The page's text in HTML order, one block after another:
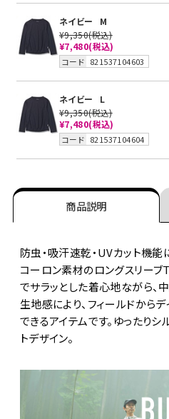
ネイビー
M
¥9,350(税込)
¥7,480(税込)
コード 821537104603
ネイビー
L
¥9,350(税込)
¥7,480(税込)
コード 821537104604
商品説明
防虫・吸汗速乾・UVカット機能
コーロン素材のロングスリーブ
でサラッとした着心地ながら、
生地感により、フィールドから
できるアイテムです。ゆったりシ
トデザイン。